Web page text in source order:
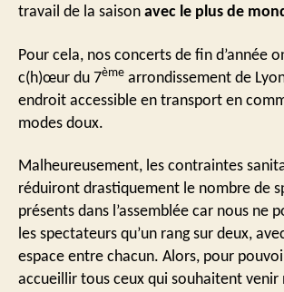
travail de la saison avec le plus de
Pour cela, nos concerts de fin d’année
c(h)œur du 7ème arrondissement de
endroit accessible en transport en
modes doux.
Malheureusement, les contraintes
réduiront drastiquement le nombre de
présents dans l’assemblée car nous ne
les spectateurs qu’un rang sur deux,
espace entre chacun. Alors, pour
accueillir tous ceux qui souhaitent venir